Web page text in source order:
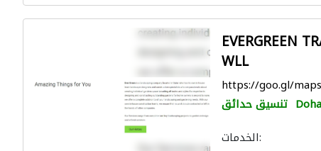
EVERGREEN
WLL
https://goo.gl/
تنسيق حدائق Doha
الخدمات: